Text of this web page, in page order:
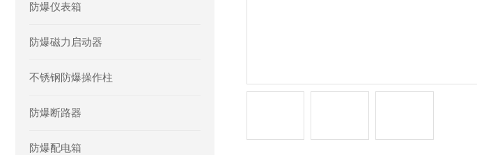
防爆仪表箱
防爆磁力启动器
不锈钢防爆操作柱
防爆断路器
防爆配电箱